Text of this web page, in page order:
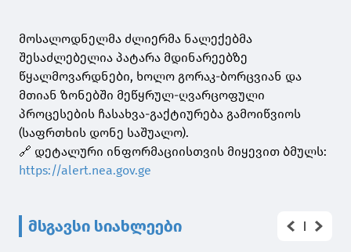
მოსალოდნელმა ძლიერმა ნალექებმა
შესაძლებელია პატარა მდინარეებზე
წყალმოვარდნები, ხოლო გორაკ-ბორცვიან და
მთიან ზონებში მეწყრულ-ღვარცოფული
პროცესების ჩასახვა-გაქტიურება გამოიწვიოს
(საფრთხის დონე საშუალო).
🔗 დეტალური ინფორმაციისთვის მიყევით ბმულს:
https://alert.nea.gov.ge
მსგავსი სიახლეები